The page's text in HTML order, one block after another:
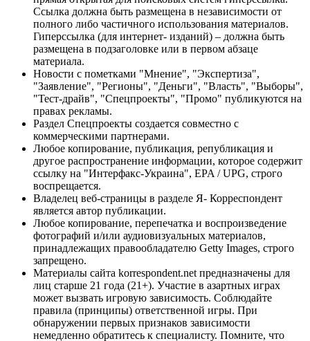
Ссылка должна быть размещена в независимости от
полного либо частичного использования материалов.
Гиперссылка (для интернет- изданий) – должна быть
размещена в подзаголовке или в первом абзаце
материала.
Новости с пометками "Мнение", "Экспертиза",
"Заявление", "Регионы", "Деньги", "Власть", "Выборы",
"Тест-драйв", "Спецпроекты", "Промо" публикуются на
правах рекламы.
Раздел Спецпроекты создается совместно с
коммерческими партнерами.
Любое копирование, публикация, републикация и
другое распространение информации, которое содержит
ссылку на "Интерфакс-Украина", EPA / UPG, строго
воспрещается.
Владелец веб-страницы в разделе Я- Корреспондент
является автор публикации.
Любое копирование, перепечатка и воспроизведение
фотографий и/или аудиовизуальных материалов,
принадлежащих правообладателю Getty Images, строго
запрещено.
Материалы сайта korrespondent.net предназначены для
лиц старше 21 года (21+). Участие в азартных играх
может вызвать игровую зависимость. Соблюдайте
правила (принципы) ответственной игры. При
обнаружении первых признаков зависимости
немедленно обратитесь к специалисту. Помните, что